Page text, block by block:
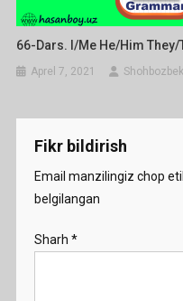
66-Dars. I/me He/him
Aprel 7, 2021
Fikr bildirish
Email manzilingiz chop
belgilangan
Sharh *